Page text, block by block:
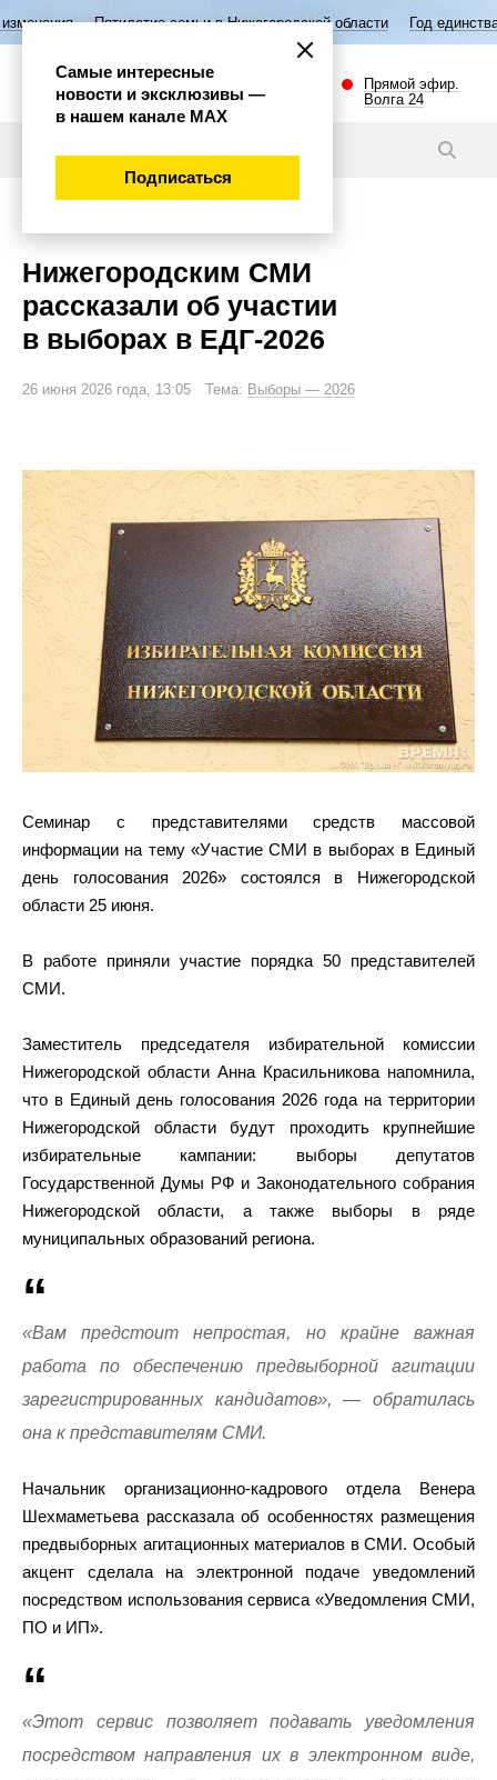
семьи в Нижегородской области Год единства народов России
Прямой эфир.
Волга 24
Нижегородским СМИ
рассказали об участии
в выборах в ЕДГ-2026
26 июня 2026 года, 13:05 Тема: Выборы — 2026
Семинар с представителями средств массовой
информации на тему «Участие СМИ в выборах в Единый
день голосования 2026» состоялся в Нижегородской
области 25 июня.
В работе приняли участие порядка 50 представителей
СМИ.
Заместитель председателя избирательной комиссии
Нижегородской области Анна Красильникова напомнила,
что в Единый день голосования 2026 года на территории
Нижегородской области будут проходить крупнейшие
избирательные кампании: выборы депутатов
Государственной Думы РФ и Законодательного собрания
Нижегородской области, а также выборы в ряде
муниципальных образований региона.
«Вам предстоит непростая, но крайне важная
работа по обеспечению предвыборной агитации
зарегистрированных кандидатов», — обратилась
она к представителям СМИ.
Начальник организационно-кадрового отдела Венера
Шехмаметьева рассказала об особенностях размещения
предвыборных агитационных материалов в СМИ. Особый
акцент сделала на электронной подаче уведомлений
посредством использования сервиса «Уведомления СМИ,
ПО и ИП».
«Этот сервис позволяет подавать уведомления
посредством направления их в электронном виде,
Самые интересные
новости и эксклюзивы —
в нашем канале МАХ
Подписаться